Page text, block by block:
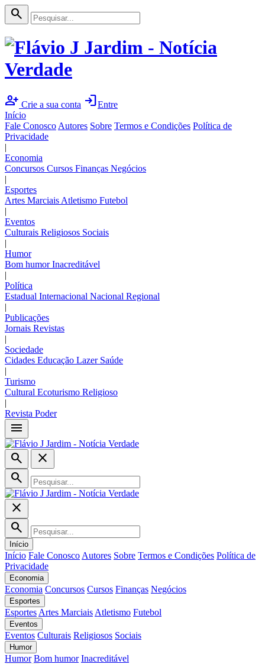
search
person_add Crie a sua conta loginEntre
Início
Fale Conosco Autores Sobre Termos e Condições Política de
Privacidade
|
Economia
Concursos Cursos Finanças Negócios
|
Esportes
Artes Marciais Atletismo Futebol
|
Eventos
Culturais Religiosos Sociais
|
Humor
Bom humorInacreditável
|
Política
Estadual Internacional Nacional Regional
|
Publicações
Jornais Revistas
|
Sociedade
Cidades Educação Lazer Saúde
|
Turismo
Cultural Ecoturismo Religioso
|
Revista Poder
menu
search
close
search
close
search
Início
Início Fale Conosco Autores Sobre Termos e Condições Política de
Privacidade
Economia
Economia Concursos Cursos Finanças Negócios
Esportes
Esportes Artes Marciais Atletismo Futebol
Eventos
Eventos Culturais Religiosos Sociais
Humor
Humor Bom humor Inacreditável